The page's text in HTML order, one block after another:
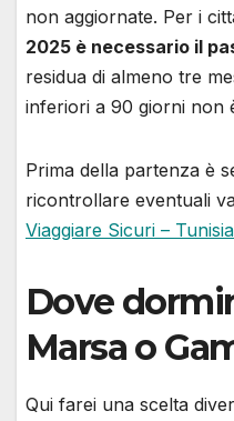
non aggiornate. Per i
2025 è necessario il
residua di almeno tre
inferiori a 90 giorni non
Prima della partenza è
ricontrollare eventuali
Viaggiare Sicuri – Tunisia
Dove
Marsa o
Qui farei una scelta